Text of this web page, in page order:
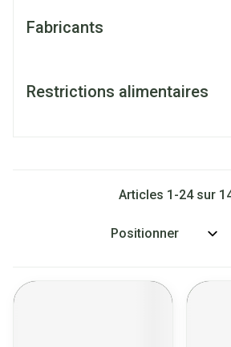
Fabricants
Restrictions alimentaires
Articles 1 -24sur
Trier par: